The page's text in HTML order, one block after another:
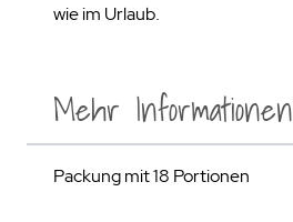
wie im Urlaub.
Mehr Informationen
Packung mit 18 Portionen